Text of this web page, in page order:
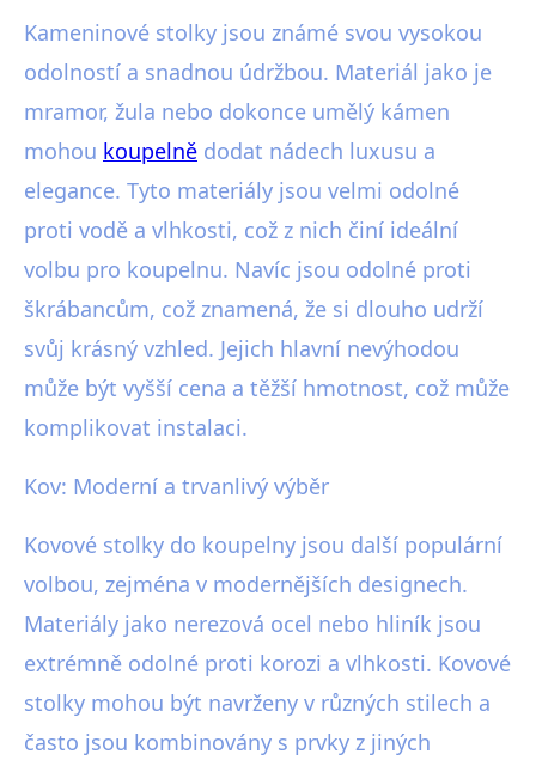
Kameninové stolky jsou známé svou vysokou
odolností a snadnou údržbou. Materiál jako je
mramor, žula nebo dokonce umělý kámen
mohou koupelně dodat nádech luxusu a
elegance. Tyto materiály jsou velmi odolné
proti vodě a vlhkosti, což z nich činí ideální
volbu pro koupelnu. Navíc jsou odolné proti
škrábancům, což znamená, že si dlouho udrží
svůj krásný vzhled. Jejich hlavní nevýhodou
může být vyšší cena a těžší hmotnost, což může
komplikovat instalaci.
Kov: Moderní a trvanlivý výběr
Kovové stolky do koupelny jsou další populární
volbou, zejména v modernějších designech.
Materiály jako nerezová ocel nebo hliník jsou
extrémně odolné proti korozi a vlhkosti. Kovové
stolky mohou být navrženy v různých stilech a
často jsou kombinovány s prvky z jiných